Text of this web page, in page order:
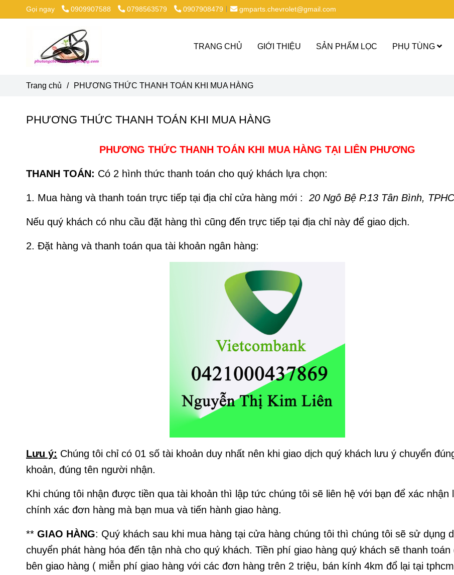
Gọi ngay 0909907588 0798563579 0907908479 gmparts.chevrolet@gmail.com
TRANG CHỦ GIỚI THIỆU SẢN PHẨM LỌC PHỤ TÙNG
Trang chủ / PHƯƠNG THỨC THANH TOÁN KHI MUA HÀNG
PHƯƠNG THỨC THANH TOÁN KHI MUA HÀNG
PHƯƠNG THỨC THANH TOÁN KHI MUA HÀNG TẠI LIÊN PHƯƠNG
THANH TOÁN: Có 2 hình thức thanh toán cho quý khách lựa chọn:
1. Mua hàng và thanh toán trực tiếp tại địa chỉ cửa hàng mới : 20 Ngô Bệ P.13 Tân Bình,
Nếu quý khách có nhu cầu đặt hàng thì cũng đến trực tiếp tại địa chỉ này để giao dịch.
2. Đặt hàng và thanh toán qua tài khoản ngân hàng:
Lưu ý: Chúng tôi chỉ có 01 số tài khoản duy nhất nên khi giao dịch quý khách lưu ý chuyển
khoản, đúng tên người nhận.
Khi chúng tôi nhận được tiền qua tài khoản thì lập tức chúng tôi sẽ liên hệ với bạn để xác nhận
chính xác đơn hàng mà bạn mua và tiến hành giao hàng.
** GIAO HÀNG: Quý khách sau khi mua hàng tại cửa hàng chúng tôi thì chúng tôi sẽ sử dụng
chuyển phát hàng hóa đến tận nhà cho quý khách. Tiền phí giao hàng quý khách sẽ thanh toán
bên giao hàng ( miễn phí giao hàng với các đơn hàng trên 2 triệu, bán kính 4km đổ lại tại